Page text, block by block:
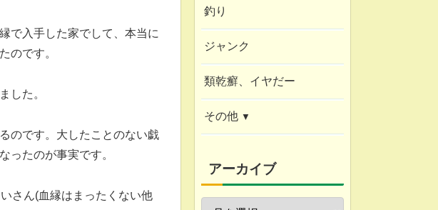
で入手した家でして、本当に
のです。
した。
のです。大したことのない戯
ったのが事実です。
さん(血縁はまったくない他
釣り
ジャンク
類乾癬、イヤだー
その他
近況報告
アーカイブ